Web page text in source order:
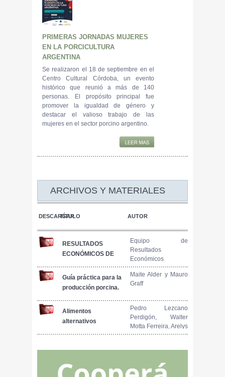
PRIMERAS JORNADAS MUJERES
EN LA PORCICULTURA
ARGENTINA
Se realizaron el 18 de septiembre en el
Centro Cultural Córdoba, un evento
histórico que reunió a más de 140
personas. El propósito principal fue
promover la igualdad de género y
destacar el valioso trabajo de las
mujeres en el sector porcino argentino.
ARCHIVOS Y MATERIALES
DESCARGAR
TÍTULO AUTOR
RESULTADOS
ECONÓMICOS DE
PRODUCTIVOS
PORCINOS.
Equipo de
Resultados
Económicos
Guía práctica para la
producción porcina.
Maite Alder y Mauro
Graff
Alimentos
alternativos
para cerdos
Pedro Lezcano
Perdigón, Walter
Motta Ferreira, Arelys
Vázquez Peña,